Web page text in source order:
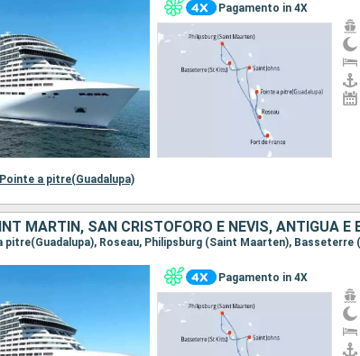
Pagamento in 4X
Pointe a pitre(Guadalupa)
Pagamento in 4X